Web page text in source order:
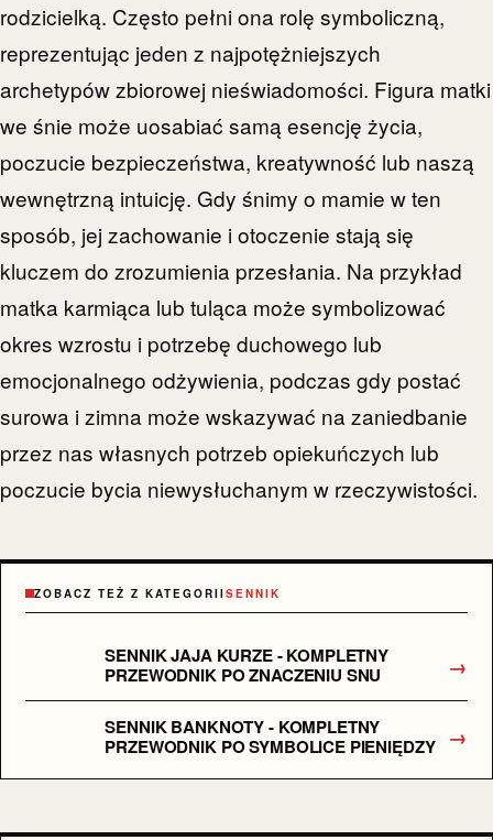
rodzicielką. Często pełni ona rolę symboliczną,
reprezentując jeden z najpotężniejszych
archetypów zbiorowej nieświadomości. Figura matki
we śnie może uosabiać samą esencję życia,
poczucie bezpieczeństwa, kreatywność lub naszą
wewnętrzną intuicję. Gdy śnimy o mamie w ten
sposób, jej zachowanie i otoczenie stają się
kluczem do zrozumienia przesłania. Na przykład
matka karmiąca lub tuląca może symbolizować
okres wzrostu i potrzebę duchowego lub
emocjonalnego odżywienia, podczas gdy postać
surowa i zimna może wskazywać na zaniedbanie
przez nas własnych potrzeb opiekuńczych lub
poczucie bycia niewysłuchanym w rzeczywistości.
ZOBACZ TEŻ Z KATEGORIISENNIK
SENNIK JAJA KURZE - KOMPLETNY
PRZEWODNIK PO ZNACZENIU SNU
→
SENNIK BANKNOTY - KOMPLETNY
PRZEWODNIK PO SYMBOLICE PIENIĘDZY
→